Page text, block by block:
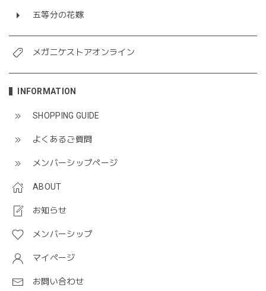
五等分の花嫁
メガニケストアオンライン
INFORMATION
SHOPPING GUIDE
よくあるご質問
メンバーシップページ
ABOUT
お知らせ
メンバーシップ
マイページ
お問い合わせ